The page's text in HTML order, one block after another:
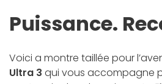
Puissance.
Voici a montre taillée pour
Ultra 3 qui vous accompagne